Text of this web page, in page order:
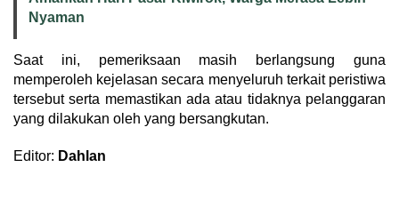
Nyaman
Saat ini, pemeriksaan masih berlangsung guna
memperoleh kejelasan secara menyeluruh terkait peristiwa
tersebut serta memastikan ada atau tidaknya pelanggaran
yang dilakukan oleh yang bersangkutan.
Editor: Dahlan